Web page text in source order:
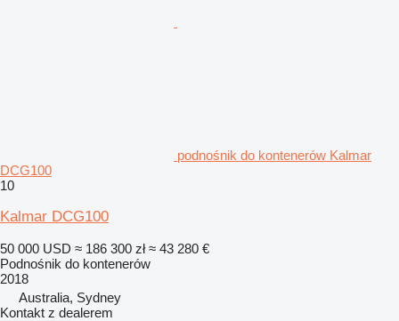
podnośnik do kontenerów Kalmar
DCG100
10
Kalmar DCG100
50 000 USD ≈ 186 300 zł ≈ 43 280 €
Podnośnik do kontenerów
2018
Australia, Sydney
Kontakt z dealerem